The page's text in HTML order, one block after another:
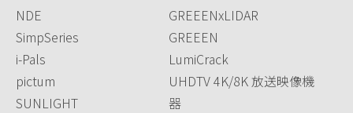
NDE
SimpSeries
i-Pals
pictum
SUNLIGHT
GREEENxLIDAR
GREEEN
LumiCrack
UHDTV 4K/8K 放送映像機
器